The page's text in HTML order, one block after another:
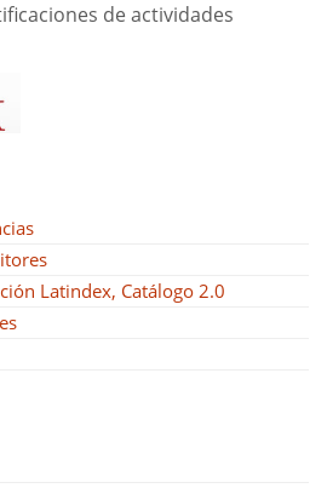
de actividades
Latindex, Catálogo 2.0